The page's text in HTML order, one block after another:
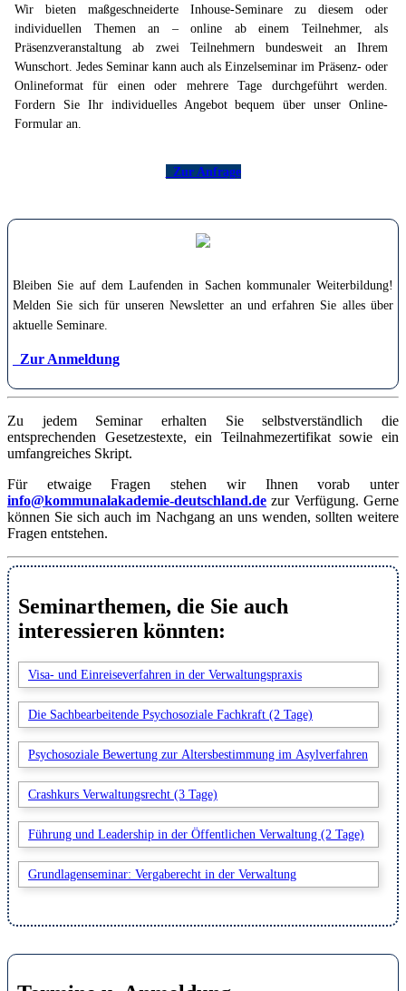
Wir bieten maßgeschneiderte Inhouse-Seminare zu diesem oder
individuellen Themen an – online ab einem Teilnehmer, als
Präsenzveranstaltung ab zwei Teilnehmern bundesweit an Ihrem
Wunschort. Jedes Seminar kann auch als Einzelseminar im Präsenz- oder
Onlineformat für einen oder mehrere Tage durchgeführt werden.
Fordern Sie Ihr individuelles Angebot bequem über unser Online-
Formular an.
Zur Anfrage
Bleiben Sie auf dem Laufenden in Sachen kommunaler Weiterbildung!
Melden Sie sich für unseren Newsletter an und erfahren Sie alles über
aktuelle Seminare.
Zur Anmeldung
Zu jedem Seminar erhalten Sie selbstverständlich die
entsprechenden Gesetzestexte, ein Teilnahmezertifikat sowie ein
umfangreiches Skript.
Für etwaige Fragen stehen wir Ihnen vorab unter
info@kommunalakademie-deutschland.de zur Verfügung. Gerne
können Sie sich auch im Nachgang an uns wenden, sollten weitere
Fragen entstehen.
Seminarthemen, die Sie auch
interessieren könnten:
Visa- und Einreiseverfahren in der Verwaltungspraxis
Die Sachbearbeitende Psychosoziale Fachkraft (2 Tage)
Psychosoziale Bewertung zur Altersbestimmung im Asylverfahren
Crashkurs Verwaltungsrecht (3 Tage)
Führung und Leadership in der Öffentlichen Verwaltung (2 Tage)
Grundlagenseminar: Vergaberecht in der Verwaltung